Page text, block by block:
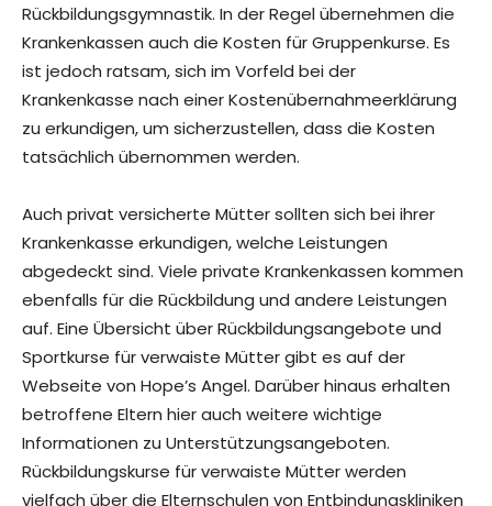
Rückbildungsgymnastik. In der Regel übernehmen die
Krankenkassen auch die Kosten für Gruppenkurse. Es
ist jedoch ratsam, sich im Vorfeld bei der
Krankenkasse nach einer Kostenübernahmeerklärung
zu erkundigen, um sicherzustellen, dass die Kosten
tatsächlich übernommen werden.
Auch privat versicherte Mütter sollten sich bei ihrer
Krankenkasse erkundigen, welche Leistungen
abgedeckt sind. Viele private Krankenkassen kommen
ebenfalls für die Rückbildung und andere Leistungen
auf. Eine Übersicht über Rückbildungsangebote und
Sportkurse für verwaiste Mütter gibt es auf der
Webseite von Hope’s Angel. Darüber hinaus erhalten
betroffene Eltern hier auch weitere wichtige
Informationen zu Unterstützungsangeboten.
Rückbildungskurse für verwaiste Mütter werden
vielfach über die Elternschulen von Entbindungskliniken